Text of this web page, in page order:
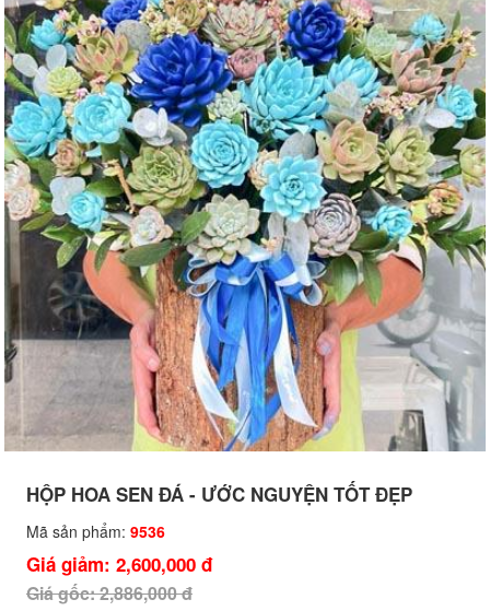
HỘP HOA SEN ĐÁ - ƯỚC NGUYỆN TỐT ĐẸP
Mã sản phẩm: 9536
Giá giảm: 2,600,000 đ
Giá gốc: 2,886,000 đ